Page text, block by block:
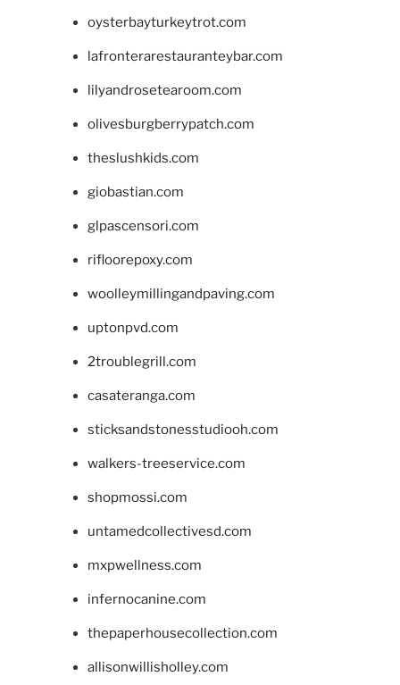
oysterbayturkeytrot.com
lafronterarestauranteybar.com
lilyandrosetearoom.com
olivesburgberrypatch.com
theslushkids.com
giobastian.com
glpascensori.com
rifloorepoxy.com
woolleymillingandpaving.com
uptonpvd.com
2troublegrill.com
casateranga.com
sticksandstonesstudiooh.com
walkers-treeservice.com
shopmossi.com
untamedcollectivesd.com
mxpwellness.com
infernocanine.com
thepaperhousecollection.com
allisonwillisholley.com